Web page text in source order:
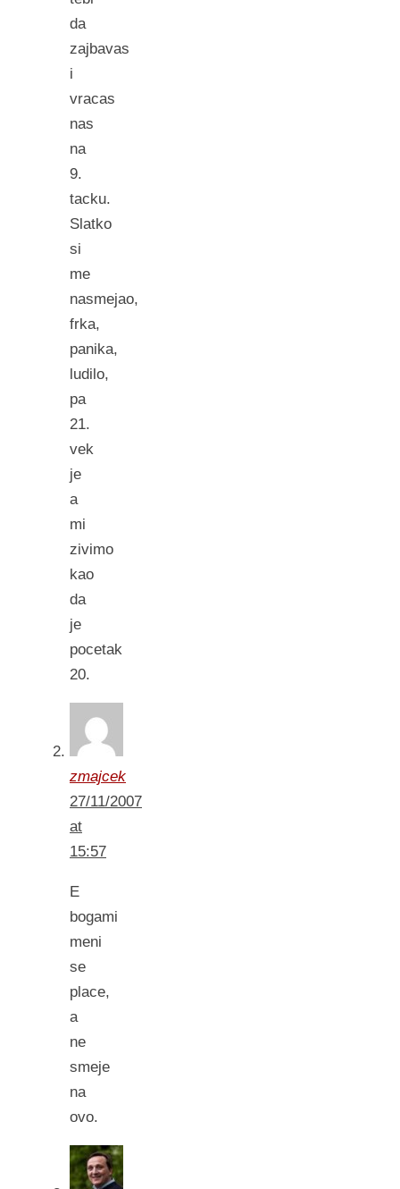
da
zajbavas
i
vracas
nas
na
9.
tacku.
Slatko
si
me
nasmejao,
frka,
panika,
ludilo,
pa
21.
vek
je
a
mi
zivimo
kao
da
je
pocetak
20.
zmajcek
27/11/2007
at
15:57
E
bogami
meni
se
place,
a
ne
smeje
na
ovo.